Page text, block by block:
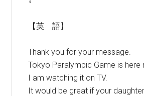
【英 語】
Thank you for your message.
Tokyo Paralympic Game is here
I am watching it on TV.
It would be great if your